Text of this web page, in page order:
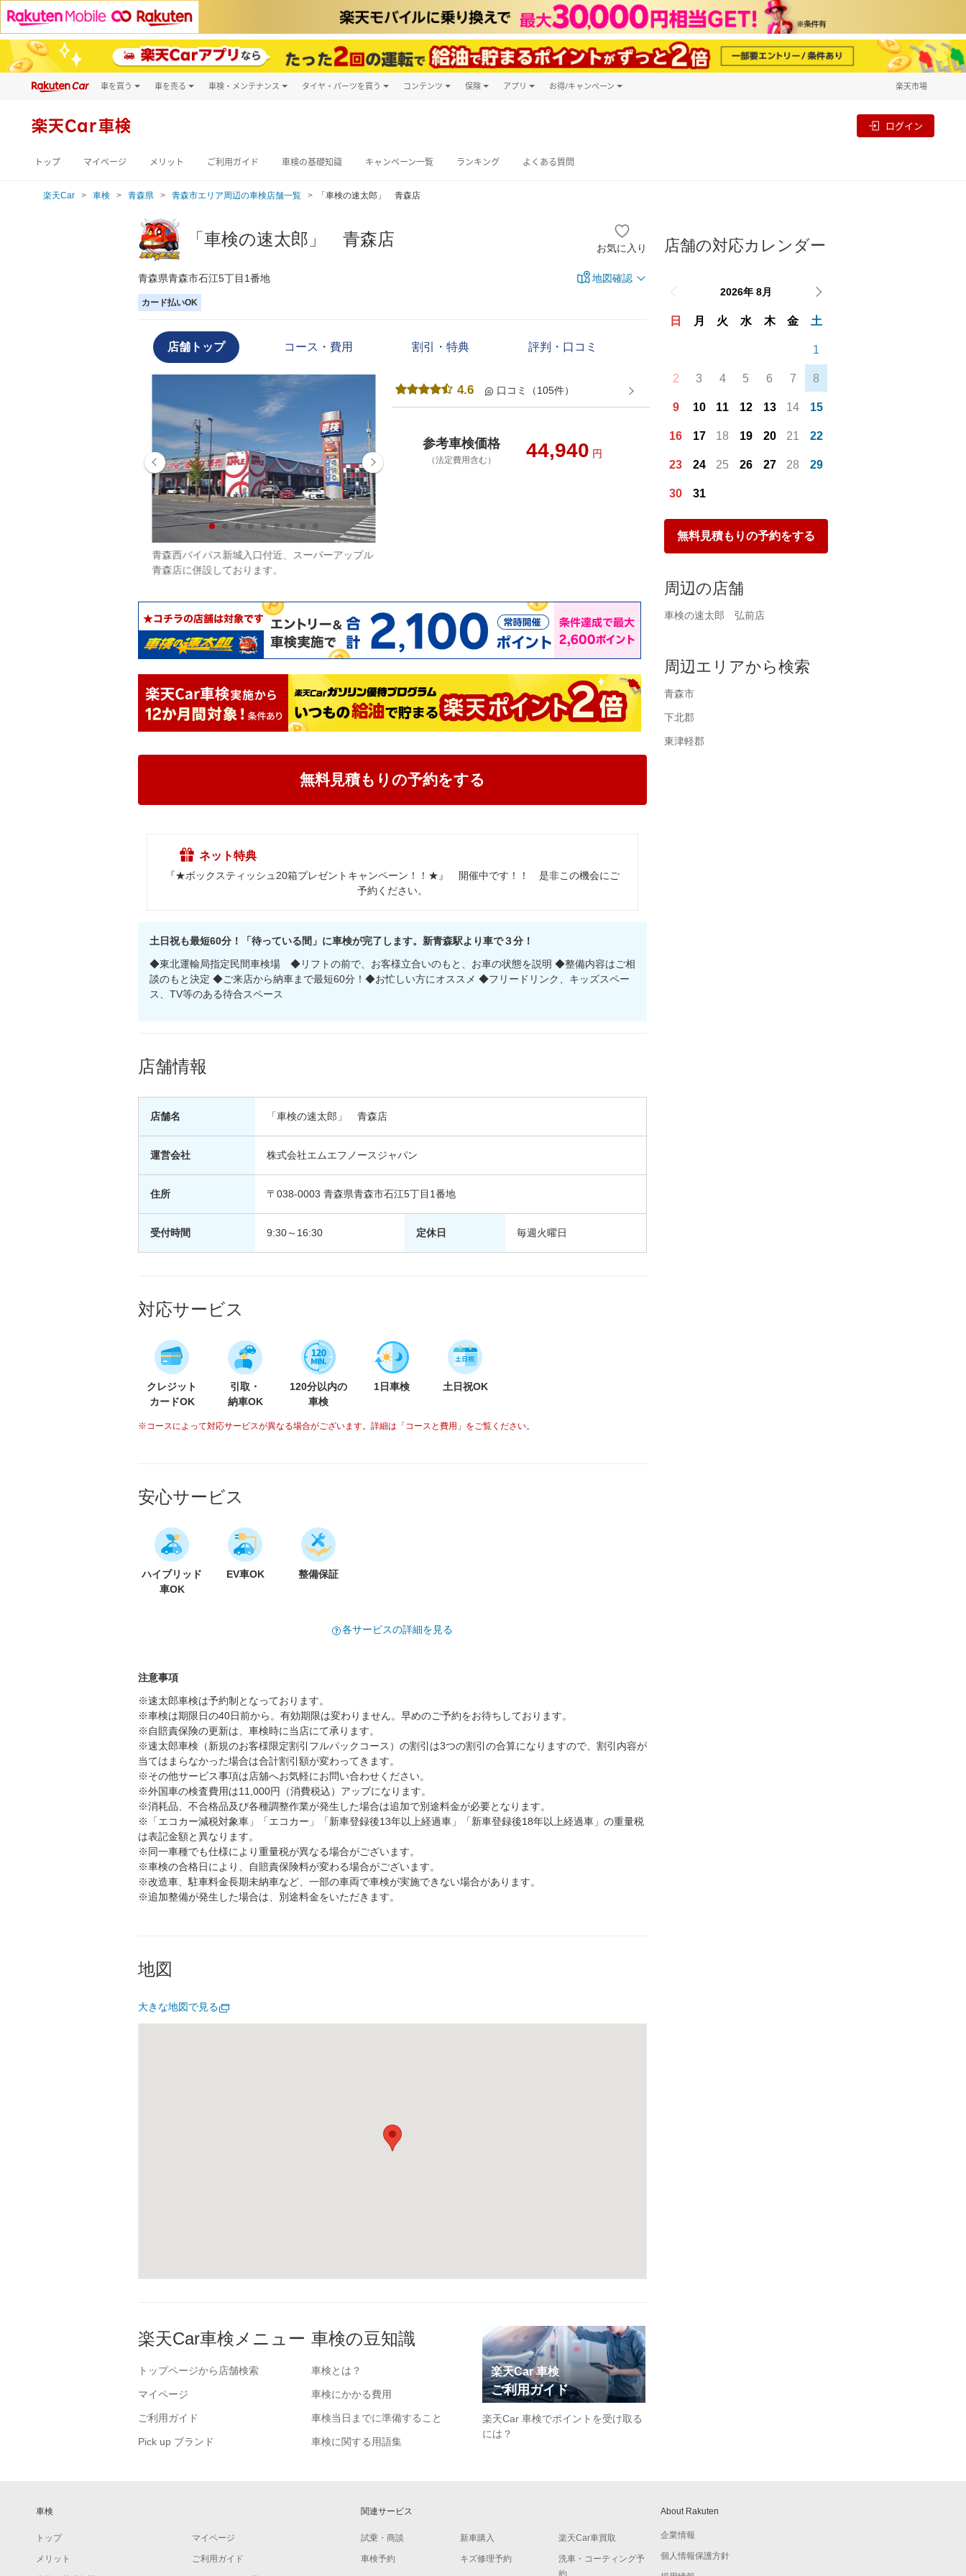
車を買う
新車
車を売る 車検・メンテナンス タイヤ・パーツを買う コンテンツ 保険 アプリ お得/キャンペーン 楽天市場
楽天Car車検 ログイン
トップ マイページ メリット ご利用ガイド 車検の基礎知識 キャンペーン一覧 ランキング よくある質問
楽天Car 車検 青森県 青森市エリア周辺の車検店舗一覧 「車検の速太郎」 青森店
店舗の対応カレンダー
2026年 8月
日 月 火 水 木 金 土
1
2 3 4 5 6 7 8
9 10 11 12 13 14 15
16 17 18 19 20 21 22
23 24 25 26 27 28 29
30 31
無料見積もりの予約をする
周辺の店舗
車検の速太郎 弘前店
周辺エリアから検索
青森市
下北郡
東津軽郡
「車検の速太郎」 青森店 お気に入り
青森県青森市石江5丁目1番地 地図確認
カード払いOK
店舗トップ コース・費用 割引・特典 評判・口コミ
青森西バイパス新城入口付近、スーパーアップル
青森店に併設しております。
車検を実施する整備士も国家資格を持った熟練の
4.6 口コミ（105件）
参考車検価格
（法定費用含む） 44,940 円
無料見積もりの予約をする
ネット特典
『★ボックスティッシュ20箱プレゼントキャンペーン！！★』 開催中です！！ 是非この機会にご
予約ください。
土日祝も最短60分！「待っている間」に車検が完了します。新青森駅より車で３分！
◆東北運輸局指定民間車検場 ◆リフトの前で、お客様立合いのもと、お車の状態を説明 ◆整備内容はご相
談のもと決定 ◆ご来店から納車まで最短60分！◆お忙しい方にオススメ ◆フリードリンク、キッズスペー
ス、TV等のある待合スペース
店舗情報
店舗名 「車検の速太郎」 青森店
運営会社 株式会社エムエフノースジャパン
住所 〒038-0003 青森県青森市石江5丁目1番地
受付時間 9:30～16:30 定休日 毎週火曜日
対応サービス
クレジット
カードOK
引取・
納車OK
120分以内の
車検
1日車検 土日祝OK
※コースによって対応サービスが異なる場合がございます。詳細は「コースと費用」をご覧ください。
安心サービス
ハイブリッド
車OK
EV車OK 整備保証
各サービスの詳細を見る
注意事項
※速太郎車検は予約制となっております。
※車検は期限日の40日前から。有効期限は変わりません。早めのご予約をお待ちしております。
※自賠責保険の更新は、車検時に当店にて承ります。
※速太郎車検（新規のお客様限定割引フルパックコース）の割引は3つの割引の合算になりますので、割引内容が
当てはまらなかった場合は合計割引額が変わってきます。
※その他サービス事項は店舖へお気軽にお問い合わせください。
※外国車の検査費用は11,000円（消費税込）アップになります。
※消耗品、不合格品及び各種調整作業が発生した場合は追加で別途料金が必要となります。
※「エコカー減税対象車」「エコカー」「新車登録後13年以上経過車」「新車登録後18年以上経過車」の重量税
は表記金額と異なります。
※同一車種でも仕様により重量税が異なる場合がございます。
※車検の合格日により、自賠責保険料が変わる場合がございます。
※改造車、駐車料金長期未納車など、一部の車両で車検が実施できない場合があります。
※追加整備が発生した場合は、別途料金をいただきます。
地図
大きな地図で見る
楽天Car車検メニュー
トップページから店舗検索
マイページ
ご利用ガイド
Pick up ブランド
車検の豆知識
車検とは？
車検にかかる費用
車検当日までに準備すること
車検に関する用語集
楽天Car 車検
ご利用ガイド
楽天Car 車検でポイントを受け取る
には？
車検
トップ マイページ
メリット ご利用ガイド
関連サービス
試乗・商談 新車購入 楽天Car車買取
車検予約 キズ修理予約
洗車・コーティング予
約
About Rakuten
企業情報
個人情報保護方針